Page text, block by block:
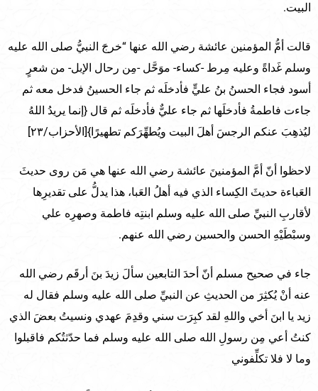
البيت.
قالت أمُّ المؤمنين عائشة رضي الله عنها “خرجَ النبيُّ صلى الله عليه
وسلم غَداةً وعليه مِرط -كساء- موَحَّل -مِن رحال الإبل- من شعرٍ
أسود فجاء الحسنُ بنُ عليٍّ فأدخلَه ثم جاء الحسينُ فدخل معه ثم
جاءت فاطمةُ فأدخلَها ثم جاء عليٌّ فأدخلَه ثم قال {إنما يريدُ اللهُ
ليُذهِبَ عنكم الرجسَ أهلَ البيت ويُطهِّرَكم تطهيرًا}[الأحزاب/٢٣]
لاحظوا أنّ أمَّ المؤمنينَ عائشة رضي الله عنها هي مَن روى حديثَ
العَباءة حديثَ الكِساء الذي فيه أهلُ العَبا، هذا يدلُّ على تقديرِها
لأقاربِ النبيِّ صلى الله عليه وسلم ابنتِه فاطمة وصهرِه علي
وسبْطَيْهِ الحسن والحسين رضي الله عنهم.
جاء في صحيح مسلم أنّ أحدَ التابعين سألَ زيدَ بنَ أرقَم رضي الله
عنه أنْ يُكثِرَ من الحديثِ عن النبيِّ صلى الله عليه وسلم فقال له
زيد يا ابنَ أخي واللهِ لقد كبِرَت سني وقدِمَ عهدي ونسيتُ بعضَ الذي
كنتُ أعي مِن رسولِ الله صلى الله عليه وسلم فما حدّثتُكم فاقبلوا
وما لا فلا تكلِّفوني